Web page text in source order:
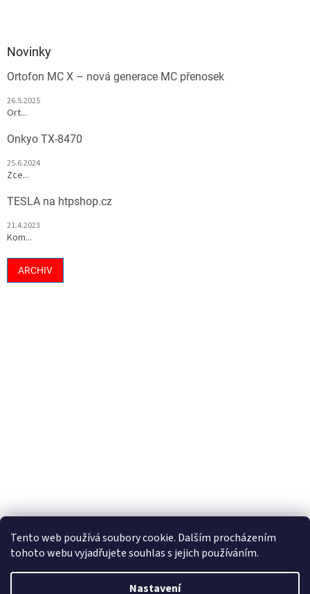
Tento web používá soubory cookie. Dalším procházením
tohoto webu vyjadřujete souhlas s jejich používáním.
Nastavení
Novinky
Ortofon MC X – nová generace MC přenosek
26.5.2025
Ort...
Onkyo TX-8470
25.6.2024
Zce...
TESLA na htpshop.cz
21.4.2023
Kom...
ARCHIV